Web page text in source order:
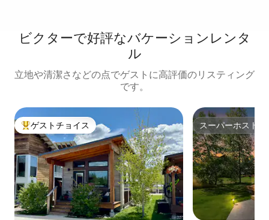
ビクターで好評なバケーションレンタ
ル
立地や清潔さなどの点でゲストに高評価のリスティング
です。
大好評のゲストチョイスです。
ゲストチョイス スーパーホスト
スーパーホスト